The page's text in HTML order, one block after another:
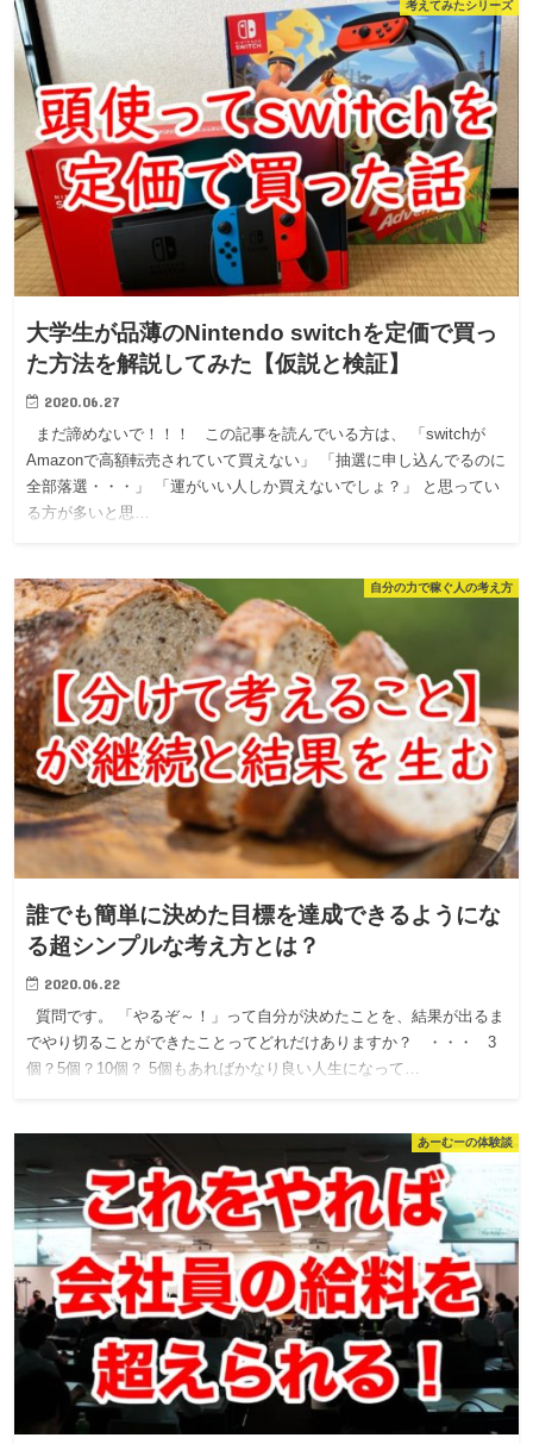
考えてみたシリーズ
大学生が品薄のNintendo switchを定価で買っ
た方法を解説してみた【仮説と検証】
2020.06.27
まだ諦めないで！！！ この記事を読んでいる方は、 「switchが
Amazonで高額転売されていて買えない」 「抽選に申し込んでるのに
全部落選・・・」 「運がいい人しか買えないでしょ？」 と思ってい
る方が多いと思…
自分の力で稼ぐ人の考え方
誰でも簡単に決めた目標を達成できるようにな
る超シンプルな考え方とは？
2020.06.22
質問です。 「やるぞ～！」って自分が決めたことを、結果が出るま
でやり切ることができたことってどれだけありますか？ ・・・ 3
個？5個？10個？ 5個もあればかなり良い人生になって…
あーむーの体験談